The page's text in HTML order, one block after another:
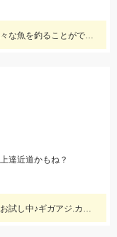
サビキ、ちょい投げ、泳がせ・・・と色々な魚を釣ることができるので仕掛けも何種類か用意していけば楽しむことができますよ！
達近道かもね？
久々のタチウオ大歓迎☆モッチーリグをお試し中♪ギガアジ.カマスどこじゃ？